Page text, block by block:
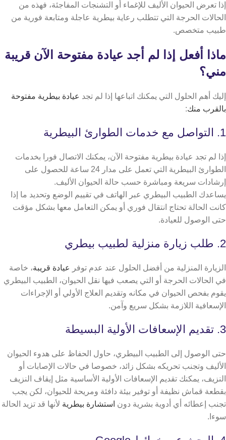
إذا تعرض الحيوان الأليف للإغماء أو التشنجات المفاجئة، فهذه من
الحالات الحرجة التي تتطلب رعاية بيطرية عاجلة ومتابعة فورية من
طبيب متخصص.
ماذا أفعل إذا لم أجد عيادة مفتوحة الآن قريبة
مني؟
إليك أهم الحلول التي يمكنك اتباعها إذا لم تجد عيادة بيطرية مفتوحة
بالقرب منك:
1. التواصل مع خدمات الطوارئ البيطرية
إذا لم تجد عيادة بيطرية مفتوحة الآن، يمكنك الاتصال فورا بخدمات
الطوارئ البيطرية التي تعمل على مدار 24 ساعة للحصول على
إرشادات سريعة ومباشرة حسب حالة الحيوان الأليف.
يساعدك الطبيب البيطري عبر الهاتف في تقييم الوضع وتحديد ما إذا
كانت الحالة تحتاج انتقال فوري أو يمكن التعامل معها بشكل مؤقت
حتى الوصول للعيادة.
2. طلب زيارة منزلية لطبيب بيطري
الزيارة المنزلية من أفضل الحلول عند عدم توفر عيادة قريبة، خاصة
في الحالات الحرجة أو التي يصعب فيها نقل الحيوان، الطبيب البيطري
يقوم بفحص الحيوان في مكانه وتقديم العلاج الأولي أو الإجراءات
الإسعافية اللازمة بشكل سريع وآمن.
3. تقديم الإسعافات الأولية البسيطة
حتى الوصول إلى الطبيب البيطري، حاول الحفاظ على هدوء الحيوان
الأليف وتجنب تحريكه بشكل زائد، خصوصا في حالات الإصابات أو
النزيف، يمكنك تقديم الإسعافات الأولية الأساسية مثل إيقاف النزيف
بقطعة قماش نظيفة أو توفير بيئة دافئة ومريحة للحيوان، لكن يجب
تجنب إعطائه أي أدوية بشرية دون استشارة بيطرية لأنها قد تزيد الحالة
سوءا.